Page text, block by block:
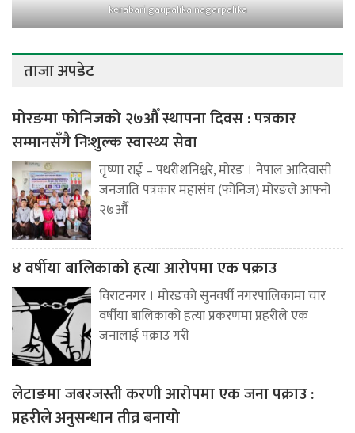
kerabari gaupalika nagarpalika
ताजा अपडेट
मोरङमा फोनिजको २७औँ स्थापना दिवस : पत्रकार
सम्मानसँगै निःशुल्क स्वास्थ्य सेवा
तृष्णा राई – पथरीशनिश्चरे, मोरङ । नेपाल आदिवासी
जनजाति पत्रकार महासंघ (फोनिज) मोरङले आफ्नो
२७औँ
४ वर्षीया बालिकाको हत्या आरोपमा एक पक्राउ
विराटनगर । मोरङको सुनवर्षी नगरपालिकामा चार
वर्षीया बालिकाको हत्या प्रकरणमा प्रहरीले एक
जनालाई पक्राउ गरी
लेटाङमा जबरजस्ती करणी आरोपमा एक जना पक्राउ :
प्रहरीले अनुसन्धान तीव्र बनायो